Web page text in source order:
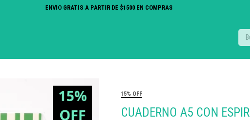
ENVIO GRATIS A PARTIR DE $1500 EN COMPRAS
15% OFF
CUADERNO A5 CON